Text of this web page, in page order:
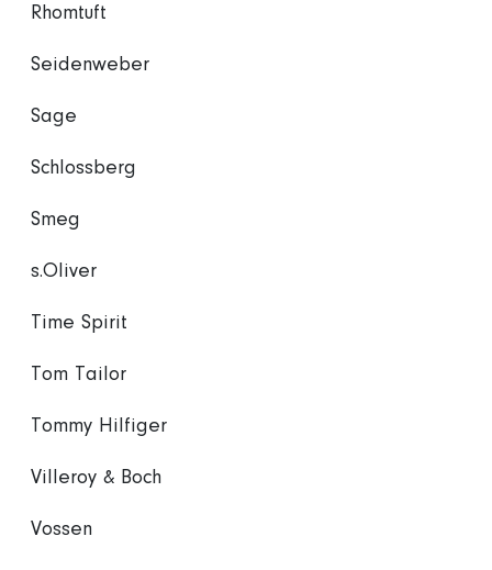
Rhomtuft
Seidenweber
Sage
Schlossberg
Smeg
s.Oliver
Time Spirit
Tom Tailor
Tommy Hilfiger
Villeroy & Boch
Vossen